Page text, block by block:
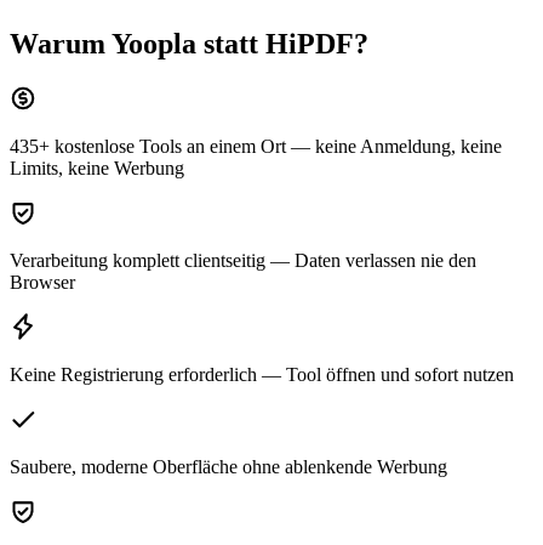
Warum Yoopla statt HiPDF?
435+ kostenlose Tools an einem Ort — keine Anmeldung, keine
Limits, keine Werbung
Verarbeitung komplett clientseitig — Daten verlassen nie den
Browser
Keine Registrierung erforderlich — Tool öffnen und sofort nutzen
Saubere, moderne Oberfläche ohne ablenkende Werbung